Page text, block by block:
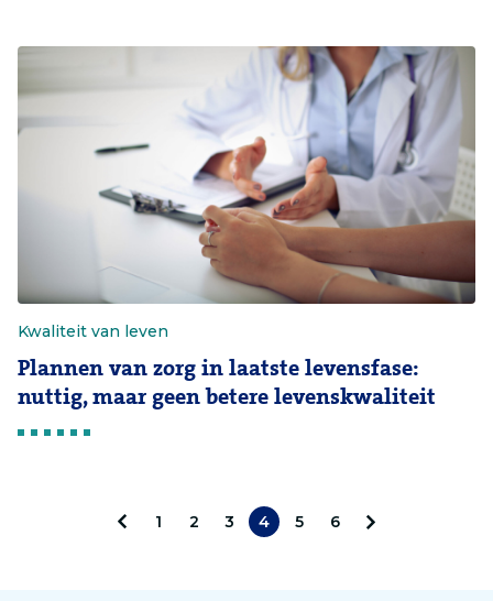
Kwaliteit van leven
Plannen van zorg in laatste levensfase:
nuttig, maar geen betere levenskwaliteit
1 2 3 4 5
6